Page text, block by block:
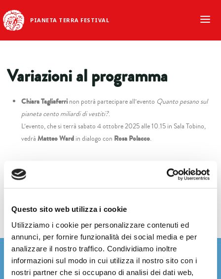
Questo sito web utilizza i cookie
Utilizziamo i cookie per personalizzare contenuti ed
annunci, per fornire funzionalità dei social media e per
analizzare il nostro traffico. Condividiamo inoltre
informazioni sul modo in cui utilizza il nostro sito con i
nostri partner che si occupano di analisi dei dati web,
PIANETA TERRA FESTIVAL
Variazioni al programma
Chiara Tagliaferrinon potrà partecipare all’evento Quanto pesano sul
pianeta cento miliardi di vestiti?.
L’evento, che si terrà sabato 4 ottobre 2025 alle 10.15 in Sala Tobino,
vedràMatteo Wardin dialogo con Rosa Polacco.
Newsletter